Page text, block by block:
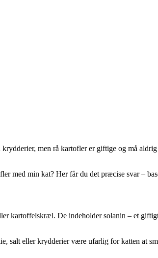
men rå kartofler er giftige og må
med min kat? Her får du det præcise svar –
kartoffelskræl. De indeholder solanin – et
salt eller krydderier være ufarlig for katten at